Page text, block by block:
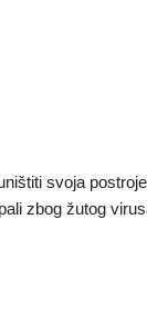
svoja
zbog žutog